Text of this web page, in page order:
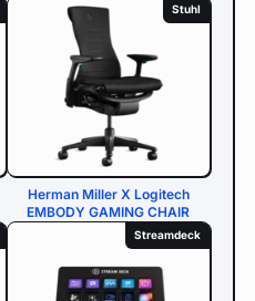
Stuhl
Herman Miller X Logitech
EMBODY GAMING CHAIR
Streamdeck